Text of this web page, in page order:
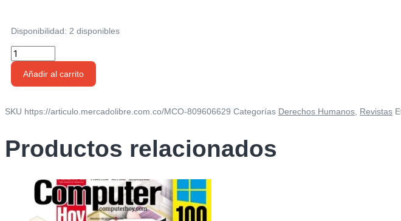
Disponibilidad: 2 disponibles
Revista
Amnistía
Internacional
cantidad
Añadir al carrito
SKU https://articulo.mercadolibre.com.co/MCO-809606629 Categorías Derechos Humanos Revistas
Productos relacionados